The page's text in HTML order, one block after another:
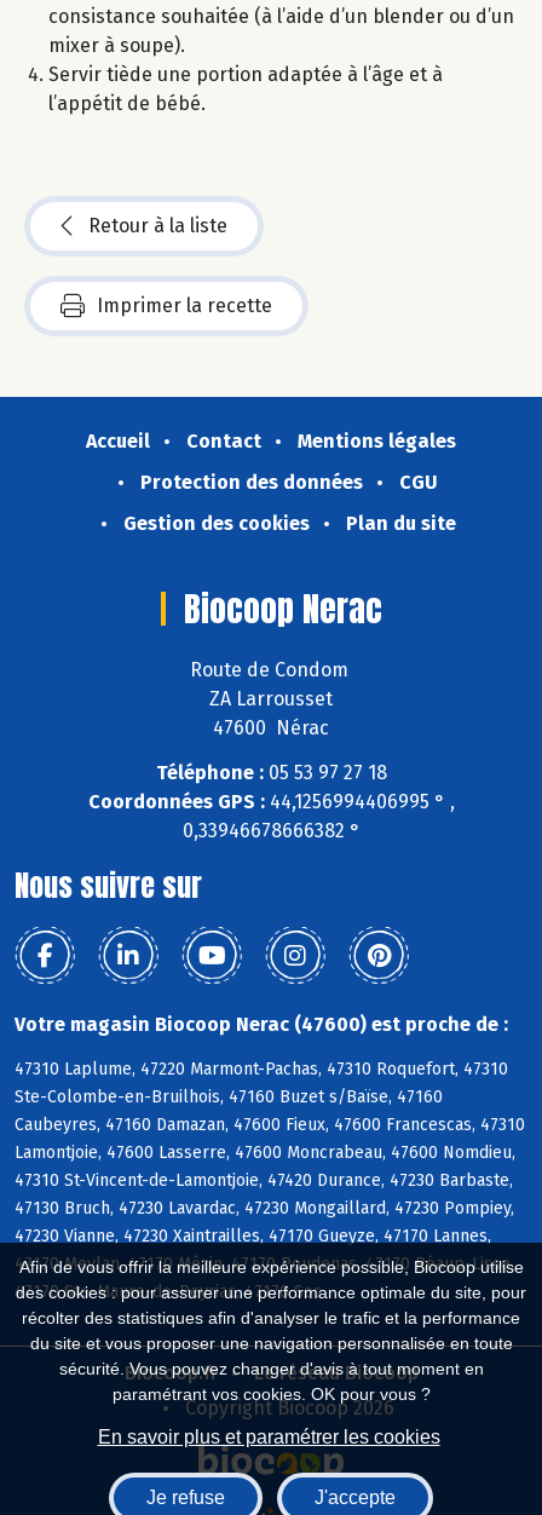
Afin de vous offrir la meilleure expérience possible, Biocoop utilise
des cookies : pour assurer une performance optimale du site, pour
récolter des statistiques afin d'analyser le trafic et la performance
du site et vous proposer une navigation personnalisée en toute
sécurité. Vous pouvez changer d'avis à tout moment en
paramétrant vos cookies. OK pour vous ?
En savoir plus et paramétrer les cookies
Je refuse J'accepte
consistance souhaitée (à l’aide d’un blender ou d’un
mixer à soupe).
Servir tiède une portion adaptée à l’âge et à
l’appétit de bébé.
Retour à la liste
Imprimer la recette
Accueil Contact
Mentions légales
Protection des données
CGU
Gestion des cookies
Plan du site
Biocoop Nerac
Route de Condom
ZA Larrousset
47600 Nérac
Téléphone :05 53 97 27 18
Coordonnées GPS :44,1256994406995 ° ,
0,33946678666382 °
Nous suivre sur
Votre magasin Biocoop Nerac (47600) est proche de :
47310 Laplume, 47220 Marmont-Pachas, 47310 Roquefort, 47310
Ste-Colombe-en-Bruilhois, 47160 Buzet s/Baïse, 47160
Caubeyres, 47160 Damazan, 47600 Fieux, 47600 Francescas, 47310
Lamontjoie, 47600 Lasserre, 47600 Moncrabeau, 47600 Nomdieu,
47310 St-Vincent-de-Lamontjoie, 47420 Durance, 47230 Barbaste,
47130 Bruch, 47230 Lavardac, 47230 Mongaillard, 47230 Pompiey,
47230 Vianne, 47230 Xaintrailles, 47170 Gueyze, 47170 Lannes,
47170 Meylan, 47170 Mézin, 47170 Poudenas, 47170 Réaup-Lisse,
47170 Ste-Maure-de-Peyriac, 47170 Sos
Biocoop.fr
Le réseau Biocoop
Copyright Biocoop 2026